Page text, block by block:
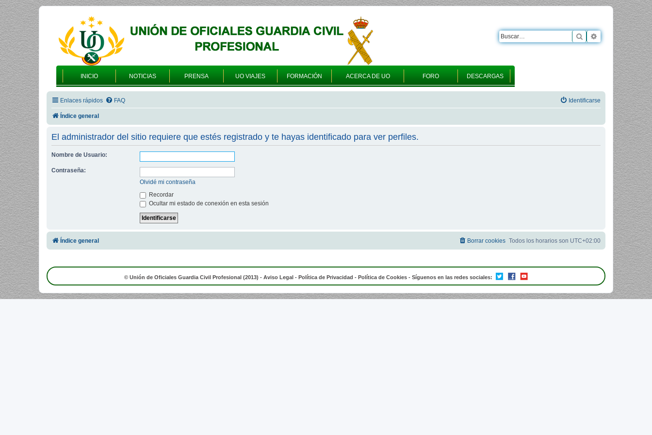
INICIO NOTICIAS PRENSA UO VIAJES FORMACIÓN ACERCA DE UO FORO DESCARGAS
Buscar Búsqueda
Enlaces rápidos FAQ Identificarse
Índice general
El administrador del sitio requiere que estés registrado y te hayas identificado para ver perfiles.
Nombre de Usuario:
Contraseña:
Olvidé mi contraseña
Recordar
Ocultar mi estado de conexión en esta sesión
Índice general Todos los horarios son UTC+02:00
Borrar cookies
© Unión de Oficiales Guardia Civil Profesional (2013) - Aviso Legal - Política de Privacidad - Política de Cookies - Síguenos en las redes sociales: